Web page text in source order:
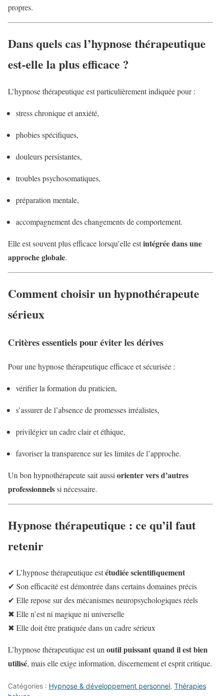
propres.
Dans quels cas l’hypnose thérapeutique
est-elle la plus efficace ?
L’hypnose thérapeutique est particulièrement indiquée pour :
stress chronique et anxiété,
phobies spécifiques,
douleurs persistantes,
troubles psychosomatiques,
préparation mentale,
accompagnement des changements de comportement.
Elle est souvent plus efficace lorsqu’elle estintégrée dans une
approche globale.
Comment choisir un hypnothérapeute
sérieux
Critères essentiels pour éviter les dérives
Pour une hypnose thérapeutique efficace et sécurisée :
vérifier la formation du praticien,
s’assurer de l’absence de promesses irréalistes,
privilégier un cadre clair et éthique,
favoriser la transparence sur les limites de l’approche.
Un bon hypnothérapeute sait aussi orienter vers d’autres
professionnelssi nécessaire.
Hypnose thérapeutique : ce qu’il faut
retenir
✔ L’hypnose thérapeutique estétudiée scientifiquement
✔ Son efficacité est démontrée dans certains domaines précis
✔ Elle repose sur des mécanismes neuropsychologiques réels
✖ Elle n’est ni magique ni universelle
✖ Elle doit être pratiquée dans un cadre sérieux
L’hypnose thérapeutique est unoutil puissant quand il est bien
utilisé, mais elle exige information, discernement et esprit critique.
Catégories : Hypnose & développement personnel, Thérapies